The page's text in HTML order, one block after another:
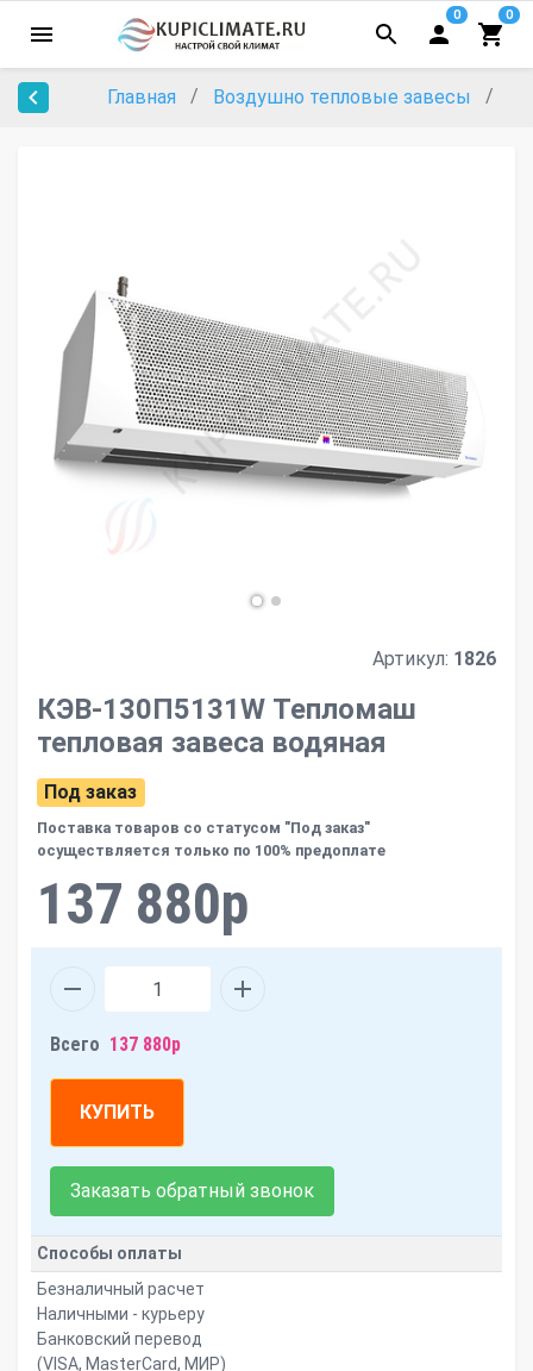
0 0
Главная Воздушно тепловые завесы
Артикул: 1826
КЭВ-130П5131W Тепломаш
тепловая завеса водяная
Под заказ
Поставка товаров со статусом "Под заказ"
осуществляется только по 100% предоплате
137 880р
Всего 137 880р
КУПИТЬ
Заказать обратный звонок
Способы оплаты
Безналичный расчет
Наличными - курьеру
Банковский перевод
(VISA, MasterCard, МИР)